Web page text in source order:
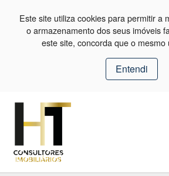
Este site utiliza cookies para permitir a
o armazenamento dos seus imóveis
este site, concorda que o mesmo
Entendi